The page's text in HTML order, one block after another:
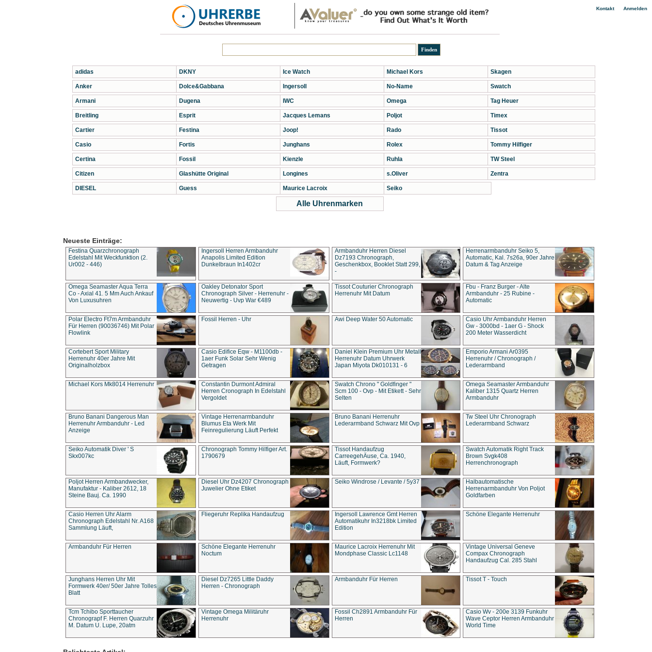
Kontakt| Anmelden
adidas
Anker
Armani
Breitling
Cartier
Casio
Certina
Citizen
DIESEL
DKNY
Dolce&Gabbana
Dugena
Esprit
Festina
Fortis
Fossil
Glashütte Original
Guess
Ice Watch
Ingersoll
IWC
Jacques Lemans
Joop!
Junghans
Kienzle
Longines
Maurice Lacroix
Michael Kors
No-Name
Omega
Poljot
Rado
Rolex
Ruhla
s.Oliver
Seiko
Skagen
Swatch
Tag Heuer
Timex
Tissot
Tommy Hilfiger
TW Steel
Zentra
Alle Uhrenmarken
Neueste Einträge:
Festina Quarzchronograph
Edelstahl Mit Weckfunktion (2.
Ur002 - 446)
Ingersoll Herren Armbanduhr
Anapolis Limited Edition
Dunkelbraun In1402cr
Armbanduhr Herren Diesel
Dz7193 Chro­no­graph,
Geschenkbox, Booklet Statt 299,
-
Herrenarmbanduhr Seiko 5,
Automatic, Kal. 7s26a, 90er Jahre
Datum & Tag Anzeige
Omega Seamaster Aqua Terra
Co - Axial 41. 5 Mm Auch Ankauf
Von Luxusuhren
Oakley Detonator Sport
Chronograph Silver - Herrenuhr -
Neuwertig - Uvp War €489
Tissot Couturier Chronograph
Herrenuhr Mit Datum
Fbu - Franz Burger - Alte
Armbanduhr - 25 Rubine -
Automatic
Polar Electro Ft7m Armbanduhr
Für Herren (90036746) Mit Polar
Flowlink
Fossil Herren - Uhr Awi Deep Water 50 Automatic
Casio Uhr Armbanduhr Herren
Gw - 3000bd - 1aer G - Shock
200 Meter Wasserdicht
Cortebert Sport Military
Herrenuhr 40er Jahre Mit
Originalholzbox
Casio Edifice Eqw - M1100db -
1aer Funk Solar Sehr Wenig
Getragen
Daniel Klein Premium Uhr Metall
Herrenuhr Datum Uhrwerk
Japan Miyota Dk010131 - 6
Emporio Armani Ar0395
Herrenuhr / Chronograph /
Lederarmband
Michael Kors Mk8014 Herrenuhr
Constantin Durmont Admiral
Herren Cronograph In Edelstahl
Vergoldet
Swatch Chrono " Goldfinger "
Scm 100 - Ovp - Mit Etikett - Sehr
Selten
Omega Seamaster Armbanduhr
Kaliber 1315 Quartz Herren
Armbanduhr
Bruno Banani Dangerous Man
Herrenuhr Armbanduhr - Led
Anzeige
Vintage Herrenarmbanduhr
Blumus Eta Werk Mit
Feinregulierung Läuft Perfekt
Bruno Banani Herrenuhr
Lederarmband Schwarz Mit Ovp
Tw Steel Uhr Chronograph
Lederarmband Schwarz
Seiko Automatik Diver ' S
Skx007kc
Chronograph Tommy Hilfiger Art.
1790679
Tissot Handaufzug
CarreegehÄuse, Ca. 1940,
Läuft, Formwerk?
Swatch Automatik Right Track
Brown Svgk408
Herrenchronograph
Poljot Herren Armbandwecker,
Manufaktur - Kaliber 2612, 18
Steine Bauj. Ca. 1990
Diesel Uhr Dz4207 Chronograph
Juwelier Ohne Etiket
Seiko Windrose / Levante / 5y37
Halbautomatische
Herrenarmbanduhr Von Poljot
Goldfarben
Casio Herren Uhr Alarm
Chronograph Edelstahl Nr. A168
Sammlung Läuft,
Fliegeruhr Replika Handaufzug
Ingersoll Lawrence Gmt Herren
Automatikuhr In3218bk Limited
Edition
Schöne Elegante Herrenuhr
Armbanduhr Für Herren
Schöne Elegante Herrenuhr
Noctum
Maurice Lacroix Herrenuhr Mit
Mondphase Classic Lc1148
Vintage Universal Geneve
Compax Chronograph
Handaufzug Cal. 285 Stahl
Junghans Herren Uhr Mit
Formwerk 40er/ 50er Jahre Tolles
Blatt
Diesel Dz7265 Little Daddy
Herren - Chronograph
Armbanduhr Für Herren Tissot T - Touch
Tcm Tchibo Sporttaucher
Chronograpf F. Herren Quarzuhr
M. Datum U. Lupe, 20atm
Vintage Omega Militäruhr
Herrenuhr
Fossil Ch2891 Armbanduhr Für
Herren
Casio Wv - 200e 3139 Funkuhr
Wave Ceptor Herren Armbanduhr
World Time